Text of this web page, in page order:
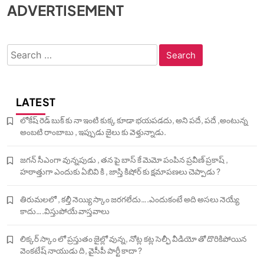
ADVERTISEMENT
Search
for:
LATEST
లోకేష్ రెడ్ బుక్ కు నా ఇంటి కుక్క కూడా భయపడదు, అని పదే, పదే ,అంటున్న
అంబటి రాంబాబు , ఇప్పుడు జైలు కు వెళ్తున్నాడు.
జగన్ సీఎంగా వున్నపుడు , తన పై బాస్ కే మెమో పంపిన ప్రవీణ్ ప్రకాష్ ,
హఠాత్తుగా ఎందుకు ఏబివి కి , జాస్తి కిషోర్ కు క్షమాపణలు చెప్పాడు ?
తిరుమలలో , కల్తీ నెయ్యి స్కాం జరగలేదు….ఎందుకంటే అది అసలు నెయ్యే
కాదు….విస్తుపోయే వాస్తవాలు
లిక్కర్ స్కాం లో ప్రస్తుతం జైల్లో వున్న, నోట్ల కట్ల సెల్ఫీ వీడియో తో దొరికిపోయిన
వెంకటేష్ నాయుడు ది, వైసీపీ పార్టీ కాదా ?